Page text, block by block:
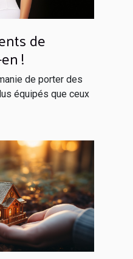
de
!
de porter des
équipés que ceux